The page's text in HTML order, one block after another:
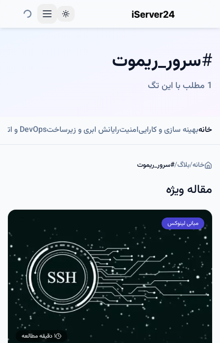
Toggle theme
#سرور_ریموت
1 مطلب با این تگ
خانهبهینه سازی و کاراییامنیترایانش ابری و زیرساختDevOps و اتوماسیون
خانه/بلاگ/
#سرور_ریموت
مقاله ویژه
مبانی لینوکس
۱ دقیقه مطالعه